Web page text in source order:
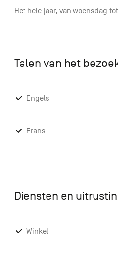
Het hele jaar, van woensdag
Talen van het
Engels
Frans
Diensten en
Winkel